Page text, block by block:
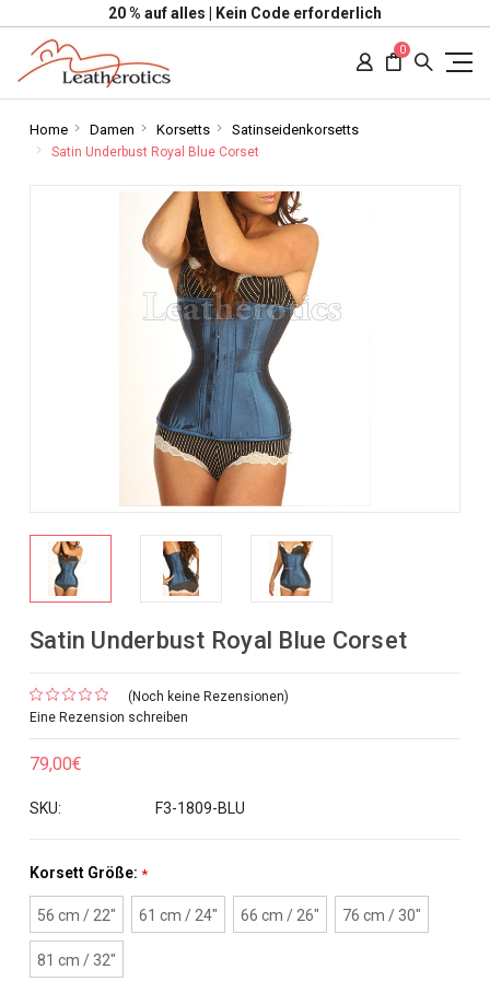
20 % auf alles | Kein Code erforderlich
0
Home Damen Korsetts Satinseidenkorsetts
Satin Underbust Royal Blue Corset
Satin Underbust Royal Blue Corset
(Noch keine Rezensionen)
Eine Rezension schreiben
79,00€
SKU: F3-1809-BLU
Korsett Größe: *
56 cm / 22" 61 cm / 24" 66 cm / 26" 76 cm / 30"
81 cm / 32"